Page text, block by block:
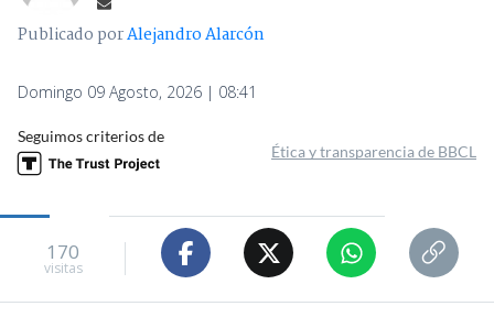
Publicado porAlejandro Alarcón
Domingo 09 Agosto, 2026 | 08:41
Seguimos criterios de
Ética y transparencia de BBCL
170
visitas